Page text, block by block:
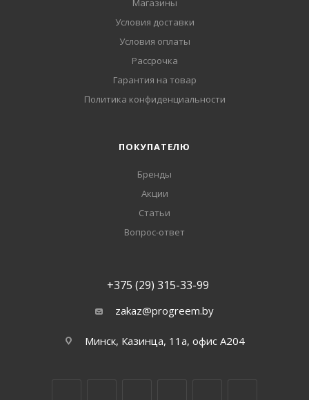
Магазины
Условия доставки
Условия оплаты
Рассрочка
Гарантия на товар
Политика конфиденциальности
ПОКУПАТЕЛЮ
Бренды
Акции
Статьи
Вопрос-ответ
+375 (29) 315-33-99
zakaz@progreem.by
Минск, Казинца, 11а, офис А204